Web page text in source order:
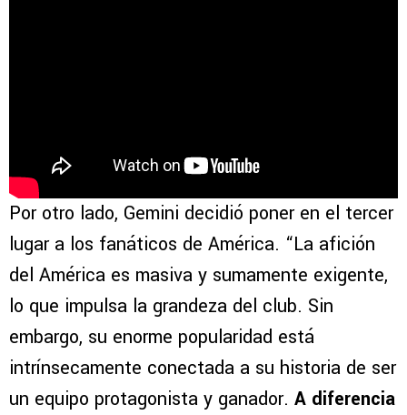
Por otro lado, Gemini decidió poner en el tercer
lugar a los fanáticos de América. “La afición
del América es masiva y sumamente exigente,
lo que impulsa la grandeza del club. Sin
embargo, su enorme popularidad está
intrínsecamente conectada a su historia de ser
un equipo protagonista y ganador. A diferencia